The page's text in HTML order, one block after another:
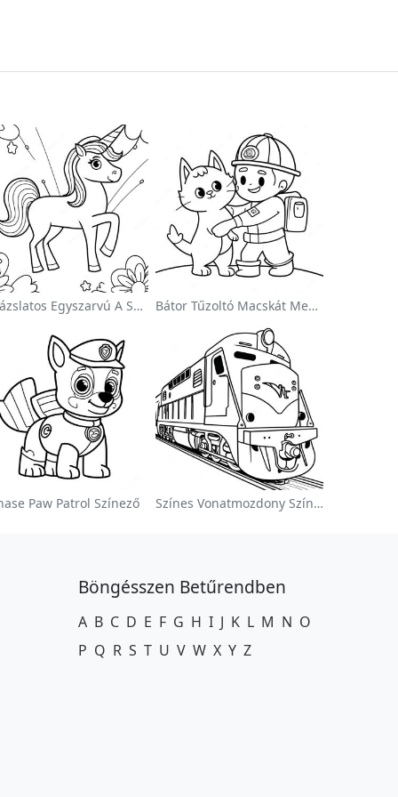
Varázslatos Egyszarvú A Szivárvány Színezőoldalon Bátor Tűzoltó Macskát Ment Színezőlap
Paw Patrol Színező Színes Vonatmozdony Színezőlap
Böngésszen Betűrendben
A B C D E F G H I J K L M N O
P Q R S T U V W X Y Z